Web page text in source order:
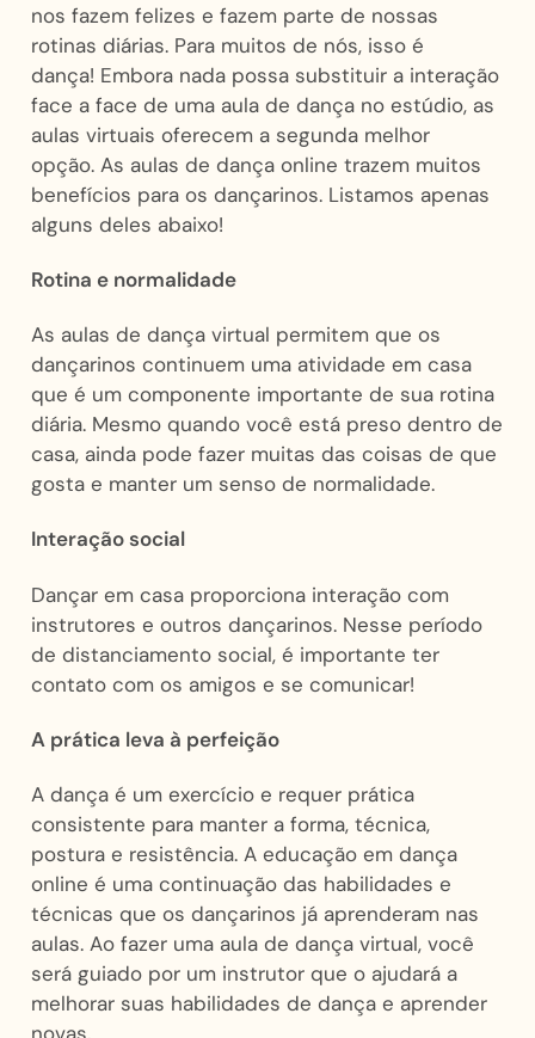
nos fazem felizes e fazem parte de nossas
rotinas diárias. Para muitos de nós, isso é
dança! Embora nada possa substituir a interação
face a face de uma aula de dança no estúdio, as
aulas virtuais oferecem a segunda melhor
opção. As aulas de dança online trazem muitos
benefícios para os dançarinos. Listamos apenas
alguns deles abaixo!
Rotina e normalidade
As aulas de dança virtual permitem que os
dançarinos continuem uma atividade em casa
que é um componente importante de sua rotina
diária. Mesmo quando você está preso dentro de
casa, ainda pode fazer muitas das coisas de que
gosta e manter um senso de normalidade.
Interação social
Dançar em casa proporciona interação com
instrutores e outros dançarinos. Nesse período
de distanciamento social, é importante ter
contato com os amigos e se comunicar!
A prática leva à perfeição
A dança é um exercício e requer prática
consistente para manter a forma, técnica,
postura e resistência. A educação em dança
online é uma continuação das habilidades e
técnicas que os dançarinos já aprenderam nas
aulas. Ao fazer uma aula de dança virtual, você
será guiado por um instrutor que o ajudará a
melhorar suas habilidades de dança e aprender